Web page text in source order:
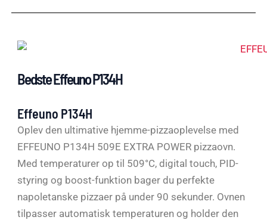
Bedste Effeuno P134H
Effeuno P134H
Oplev den ultimative hjemme-pizzaoplevelse med
EFFEUNO P134H 509E EXTRA POWER pizzaovn.
Med temperaturer op til 509°C, digital touch, PID-
styring og boost-funktion bager du perfekte
napoletanske pizzaer på under 90 sekunder. Ovnen
tilpasser automatisk temperaturen og holder den